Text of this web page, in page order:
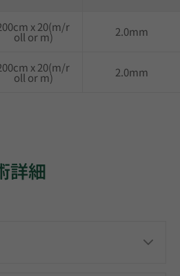
x 20(m/r
oll or m) 2.0mm
x 20(m/r
oll or m) 2.0mm
詳細